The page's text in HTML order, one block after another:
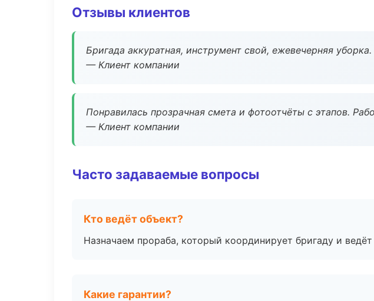
Отзывы клиентов
Бригада аккуратная, инструмент свой, ежевечерняя уборка.
— Клиент компании
Понравилась прозрачная смета и фотоотчёты с этапов.
— Клиент компании
Часто задаваемые вопросы
Кто ведёт объект?
Назначаем прораба, который координирует бригаду и ведёт
Какие гарантии?